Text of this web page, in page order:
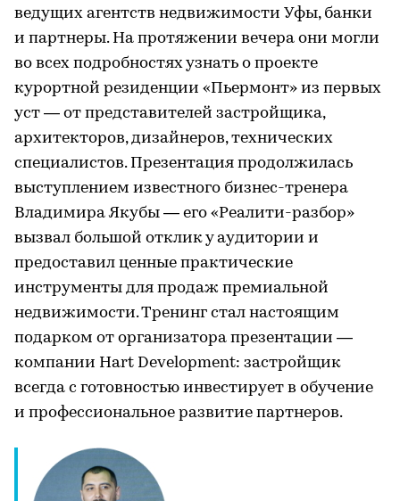
ведущих агентств недвижимости Уфы, банки
и партнеры. На протяжении вечера они могли
во всех подробностях узнать о проекте
курортной резиденции «Пьермонт» из первых
уст — от представителей застройщика,
архитекторов, дизайнеров, технических
специалистов. Презентация продолжилась
выступлением известного бизнес-тренера
Владимира Якубы — его «Реалити-разбор»
вызвал большой отклик у аудитории и
предоставил ценные практические
инструменты для продаж премиальной
недвижимости. Тренинг стал настоящим
подарком от организатора презентации —
компании Hart Development: застройщик
всегда с готовностью инвестирует в обучение
и профессиональное развитие партнеров.